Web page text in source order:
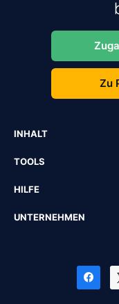
Zu
INHALT
TOOLS
HILFE
UNTERNEHMEN